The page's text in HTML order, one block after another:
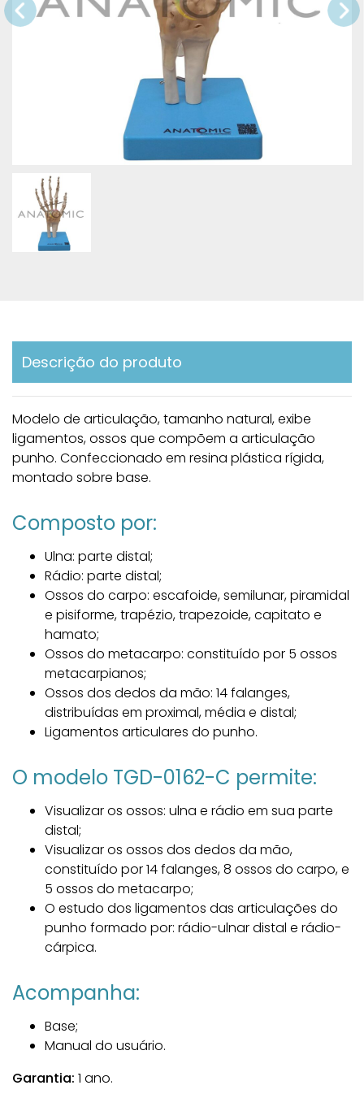
Descrição do produto
Modelo de articulação, tamanho natural, exibe
ligamentos, ossos que compõem a articulação
punho. Confeccionado em resina plástica rígida,
montado sobre base.
Composto por:
Ulna: parte distal;
Rádio: parte distal;
Ossos do carpo: escafoide, semilunar, piramidal
e pisiforme, trapézio, trapezoide, capitato e
hamato;
Ossos do metacarpo: constituído por 5 ossos
metacarpianos;
Ossos dos dedos da mão: 14 falanges,
distribuídas em proximal, média e distal;
Ligamentos articulares do punho.
O modelo TGD-0162-C permite:
Visualizar os ossos: ulna e rádio em sua parte
distal;
Visualizar os ossos dos dedos da mão,
constituído por 14 falanges, 8 ossos do carpo, e
5 ossos do metacarpo;
O estudo dos ligamentos das articulações do
punho formado por: rádio-ulnar distal e rádio-
cárpica.
Acompanha:
Base;
Manual do usuário.
Garantia: 1 ano.